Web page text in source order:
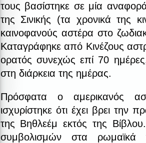
τους βασίστηκε σε μία
της Σινικής (τα χρονικά της
καινοφανούς αστέρα στο
Καταγράφηκε από Κινέζους
ορατός συνεχώς επί 70
στη διάρκεια της ημέρας.
Πρόσφατα ο αμερικανός
ισχυρίστηκε ότι έχει βρει την
της Βηθλεέμ εκτός της
συμβολισμών στα ρωμαϊκά